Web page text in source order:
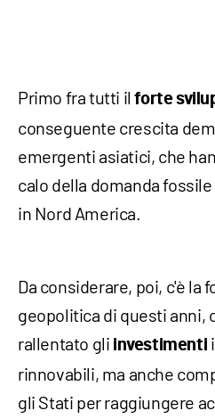
Primo fra tutti ilforte
conseguente crescita
emergenti asiatici, che
calo della domanda
in Nord America.
Da considerare, poi, c'è la
geopolitica di questi anni,
rallentato gli investimenti
rinnovabili, ma anche
gli Stati per raggiungere